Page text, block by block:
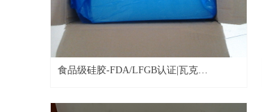
食品级硅胶-FDA/LFGB认证|瓦克